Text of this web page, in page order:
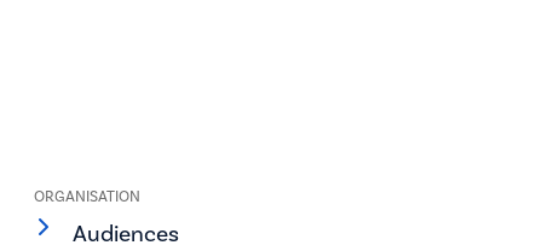
ORGANISATION
Audiences